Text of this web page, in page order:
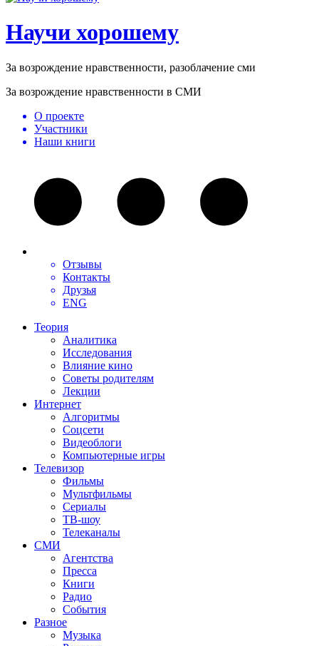
Научи хорошему
За возрождение нравственности, разоблачение сми
За возрождение нравственности в СМИ
О проекте
Участники
Наши книги
Отзывы
Контакты
Друзья
ENG
Теория
Аналитика
Исследования
Влияние кино
Советы родителям
Лекции
Интернет
Алгоритмы
Соцсети
Видеоблоги
Компьютерные игры
Телевизор
Фильмы
Мультфильмы
Сериалы
ТВ-шоу
Телеканалы
СМИ
Агентства
Пресса
Книги
Радио
События
Разное
Музыка